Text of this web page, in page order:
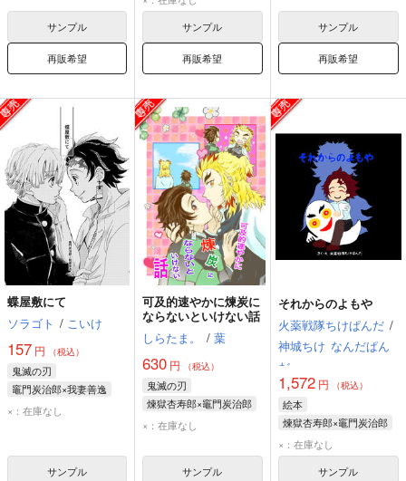
サンプル
再販希望
サンプル
再販希望
サンプル
再販希望
蝶屋敷にて
ソラゴト / こいけ
157 円 （税込）
鬼滅の刃
竈門炭治郎×我妻善逸
竈門炭治郎
×：在庫なし
サンプル
可及的速やかに煉炭に
ならないといけない話
しらたま。
/ 葉
630 円 （税込）
鬼滅の刃
煉獄杏寿郎×竈門炭治郎
煉獄杏寿郎
×：在庫なし
サンプル
それからのよもや
火薬戦隊ちけぱんだ /
神城ちけ なんだぱん
だ
1,572円 （税込）
絵本
煉獄杏寿郎×竈門炭治郎
煉獄杏寿郎
竈門炭治郎
×：在庫なし
サンプル